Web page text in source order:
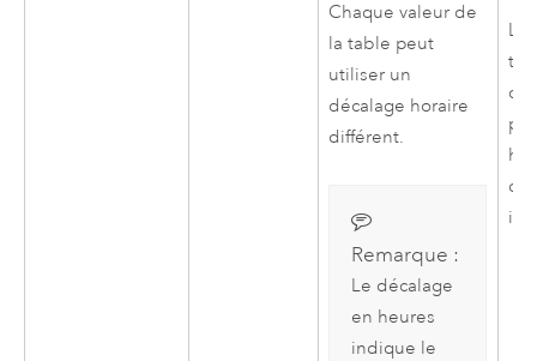
Chaque valeur de
la table peut
utiliser un
décalage horaire
différent.
Remarque :
Le décalage
en heures
indique le